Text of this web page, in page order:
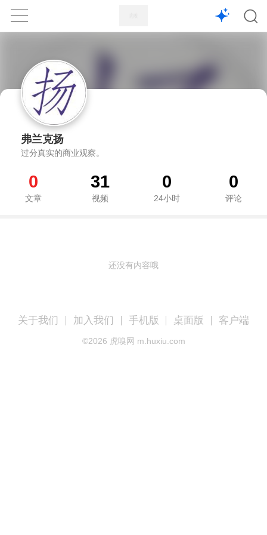
1X
弗兰克扬
过分真实的商业观察。
0
文章
31
视频
0
24小时
0
评论
还没有内容哦
关于我们 加入我们 手机版 桌面版 客户端
©2026 虎嗅网 m.huxiu.com